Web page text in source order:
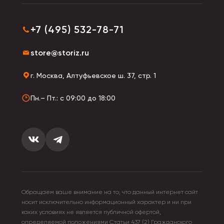
+7 (495) 532-78-71
store@storiz.ru
г. Москва, Алтуфьевское ш. 37, стр. 1
Пн.– Пт.: с 09:00 до 18:00
Обращаем ваше внимание на то, что данный интернет сайт
носит исключительно информационный характер и ни при
каких условиях не является публичной офертой,
определяемой положениями Статьи 437 (2) Гражданского